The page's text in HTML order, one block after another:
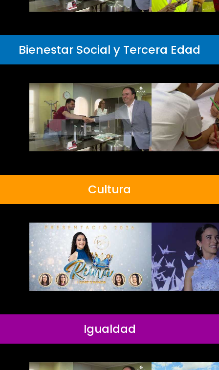
Bienestar Social y Tercera Edad
Cultura
Igualdad